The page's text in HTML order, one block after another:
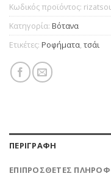
Κωδικός προϊόντος:
Κατηγορία: Βότανα
Ετικέτες: Ροφήματα, τσάι
ΠΕΡΙΓΡΑΦΉ
ΕΠΙΠΡΌΣΘΕΤΕΣ